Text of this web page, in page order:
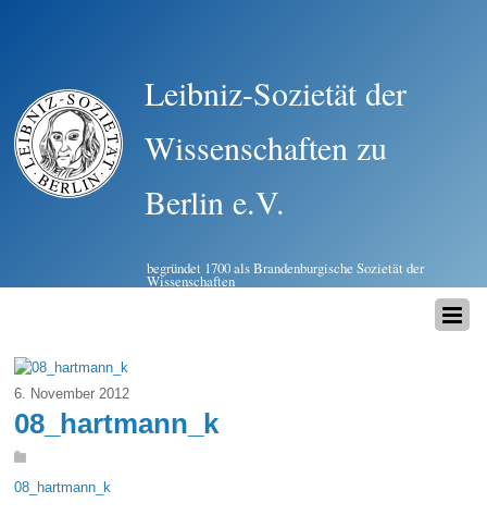
Leibniz-Sozietät der
Wissenschaften zu
Berlin e.V.
begründet 1700 als Brandenburgische Sozietät der
Wissenschaften
6. November 2012
08_hartmann_k
08_hartmann_k